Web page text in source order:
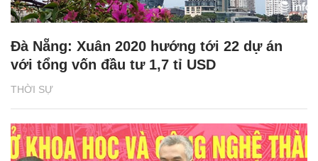
THỜI SỰ
Đà Nẵng: Xuân 2020 hướng tới 22 dự án
với tổng vốn đầu tư 1,7 tỉ USD